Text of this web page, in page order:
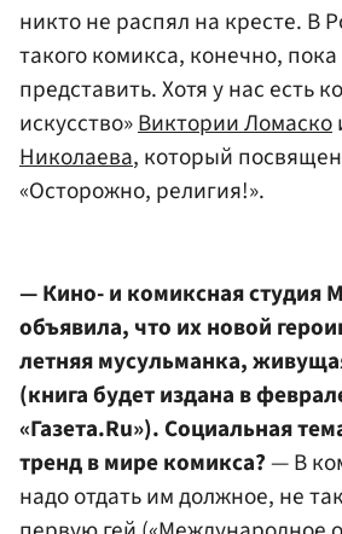
никто не распял на кресте. В
такого комикса, конечно,
представить. Хотя у нас есть
искусство»Виктории Ломаско
Николаева, который
«Осторожно, религия!».
— Кино- и комиксная студия
объявила, что их новой
летняя мусульманка,
(книга будет издана в
«Газета.Ru»). Социальная
тренд в мире комикса?— В
надо отдать им должное, не